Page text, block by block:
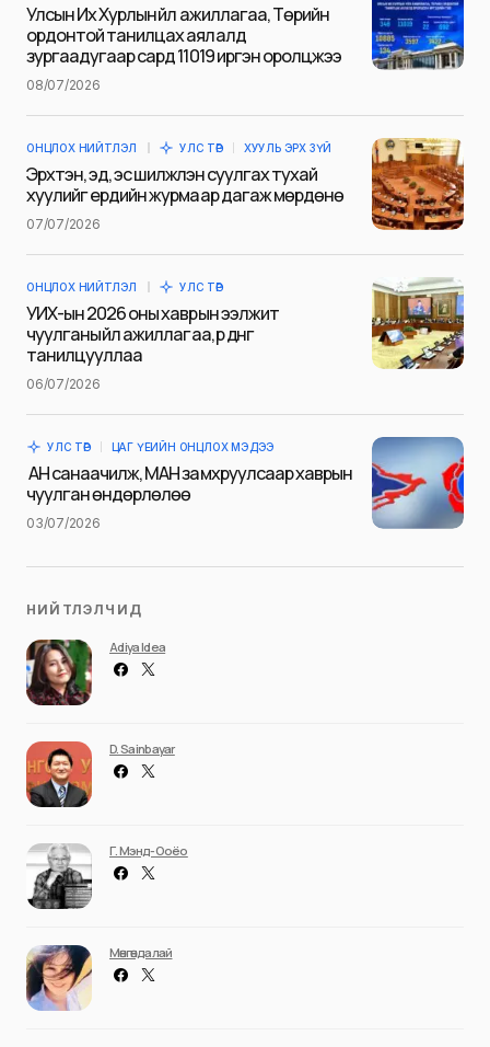
тэмдэглэсэн
Сэтгэгдэл*
Name
time I comment.
Илгээх
Улсын Их Хурлын үйл ажиллагаа, Төрийн
ордонтой танилцах аялалд
зургаадугаар сард 11019 иргэн оролцжээ
08/07/2026
ОНЦЛОХ НИЙТЛЭЛ УЛС ТӨР ХУУЛЬ ЭРХ ЗҮЙ
Эрхтэн, эд, эс шилжүүлэн суулгах тухай
хуулийг ердийн журмаар дагаж мөрдөнө
07/07/2026
ОНЦЛОХ НИЙТЛЭЛ УЛС ТӨР
УИХ-ын 2026 оны хаврын ээлжит
чуулганы үйл ажиллагаа, үр дүнг
танилцууллаа
06/07/2026
УЛС ТӨР ЦАГ ҮЕИЙН ОНЦЛОХ МЭДЭЭ
АН санаачилж, МАН замхруулсаар хаврын
чуулган өндөрлөлөө
03/07/2026
НИЙТЛЭЛЧИД
Adiya Idea
D. Sainbayar
Г. Мэнд-Ооёо
Мөнгөндалай